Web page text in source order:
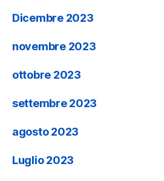
Dicembre 2023
novembre 2023
ottobre 2023
settembre 2023
agosto 2023
Luglio 2023